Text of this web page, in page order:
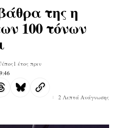
της η
100 τόνων
1 έτος πριν
2 Λεπτά Ανάγνωσης